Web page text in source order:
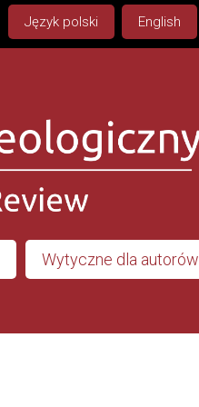
Język polski English
Wytyczne dla autorów